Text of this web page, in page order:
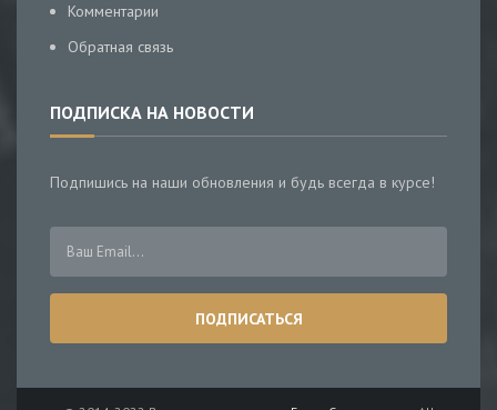
Комментарии
Обратная связь
ПОДПИСКА НА НОВОСТИ
Подпишись на наши обновления и будь всегда в курсе!